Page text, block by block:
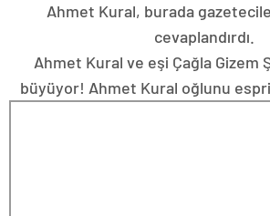
Ahmet Kural, burada
cevaplandırdı.
Ahmet Kural ve eşi Çağla Gizem
büyüyor! Ahmet Kural oğlunu